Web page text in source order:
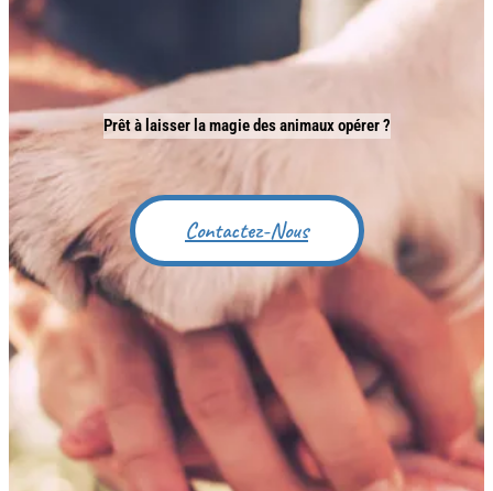
Prêt à laisser la magie des animaux opérer ?
Contactez-Nous